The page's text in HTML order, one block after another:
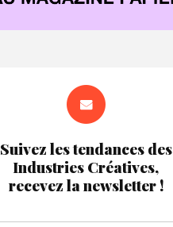
Suivez les tendances des
Industries Créatives,
recevez la newsletter !